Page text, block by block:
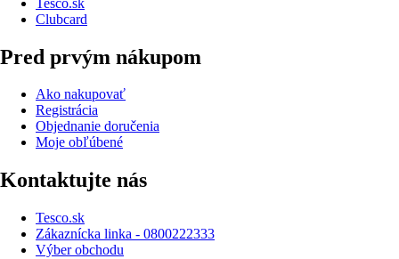
Clubcard
Pred prvým nákupom
Ako nakupovať
Registrácia
Objednanie doručenia
Moje obľúbené
Kontaktujte nás
Tesco.sk
Zákaznícka linka - 0800222333
Výber obchodu